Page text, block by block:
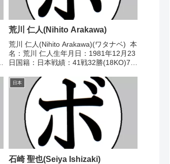
荒川 仁人(Nihito Arakawa)
荒川 仁人(Nihito Arakawa)(ワタナベ) 本
名：荒川 仁人生年月日：1981年12月23
日国籍：日本戦績：41戦32勝(18KO)7敗
実業団選手権ライトウェルター級優勝
(アマチュア)...
日本
石崎 聖也(Seiya Ishizaki)